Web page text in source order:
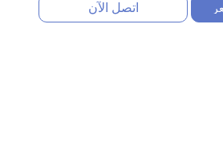
اتصل الآن